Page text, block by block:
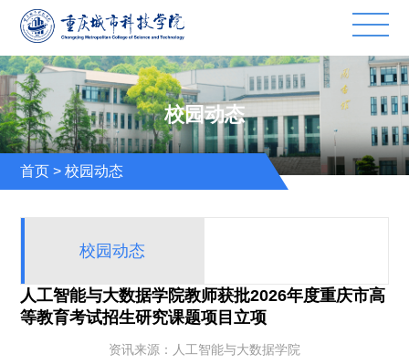
校园动态
首页 >校园动态
校园动态
人工智能与大数据学院教师获批2026年度重庆市高
等教育考试招生研究课题项目立项
资讯来源：人工智能与大数据学院